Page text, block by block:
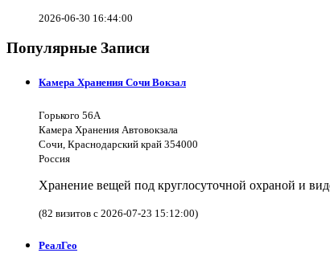
2026-06-30 16:44:00
Популярные Записи
Камера Хранения Сочи Вокзал
Горького 56А
Камера Хранения Автовокзала
Сочи, Краснодарский край 354000
Россия
Хранение вещей под круглосуточной охраной и
(82 визитов с 2026-07-23 15:12:00)
РеалГео